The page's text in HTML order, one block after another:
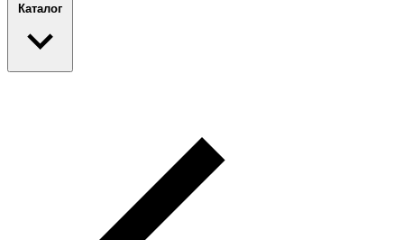
Каталог